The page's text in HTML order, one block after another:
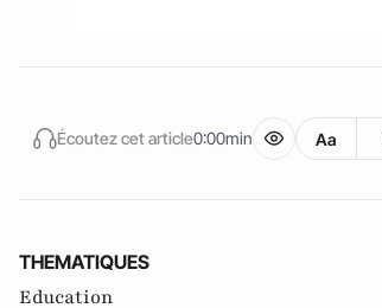
Écoutez cet article0:00min Aa
THEMATIQUES
Education